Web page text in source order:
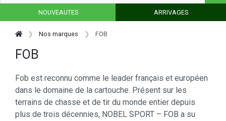
NOUVEAUTES ARRIVAGES
Nos marques FOB
FOB
Fob est reconnu comme le leader français et européen
dans le domaine de la cartouche. Présent sur les
terrains de chasse et de tir du monde entier depuis
plus de trois décennies, NOBEL SPORT – FOB a su